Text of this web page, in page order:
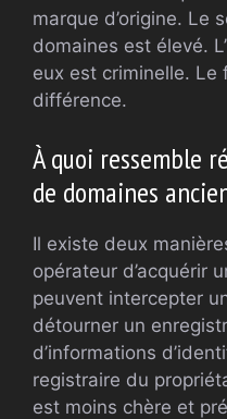
marque d’origine. Le
domaines est élevé.
eux est criminelle. Le
différence.
À quoi ressemble
de domaines
Il existe deux
opérateur d’acquérir
peuvent intercepter
détourner un
d’informations
registraire du
est moins chère et